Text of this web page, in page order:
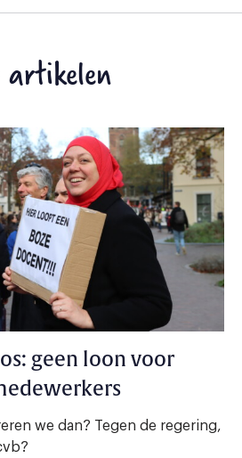
artikelen
geen loon voor
we dan? Tegen de regering,